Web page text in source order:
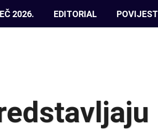
2026. EDITORIAL POVIJEST